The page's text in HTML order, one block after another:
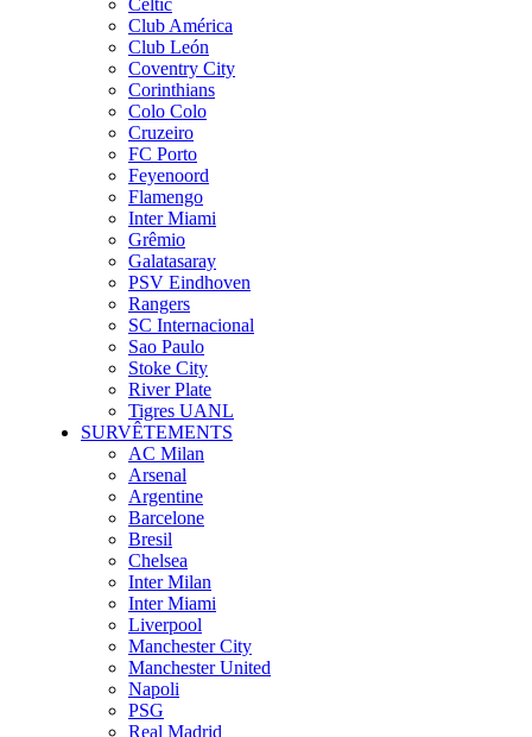
Celtic
Club América
Club León
Coventry City
Corinthians
Colo Colo
Cruzeiro
FC Porto
Feyenoord
Flamengo
Inter Miami
Grêmio
Galatasaray
PSV Eindhoven
Rangers
SC Internacional
Sao Paulo
Stoke City
River Plate
Tigres UANL
SURVÊTEMENTS
AC Milan
Arsenal
Argentine
Barcelone
Bresil
Chelsea
Inter Milan
Inter Miami
Liverpool
Manchester City
Manchester United
Napoli
PSG
Real Madrid